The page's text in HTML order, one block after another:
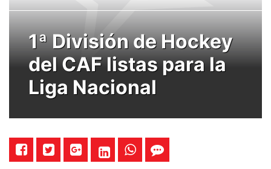
1ª División de Hockey
del CAF listas para la
Liga Nacional